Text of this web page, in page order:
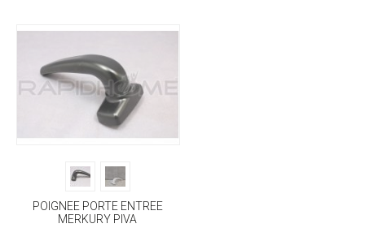
POIGNEE PORTE ENTREE
MERKURY PIVA